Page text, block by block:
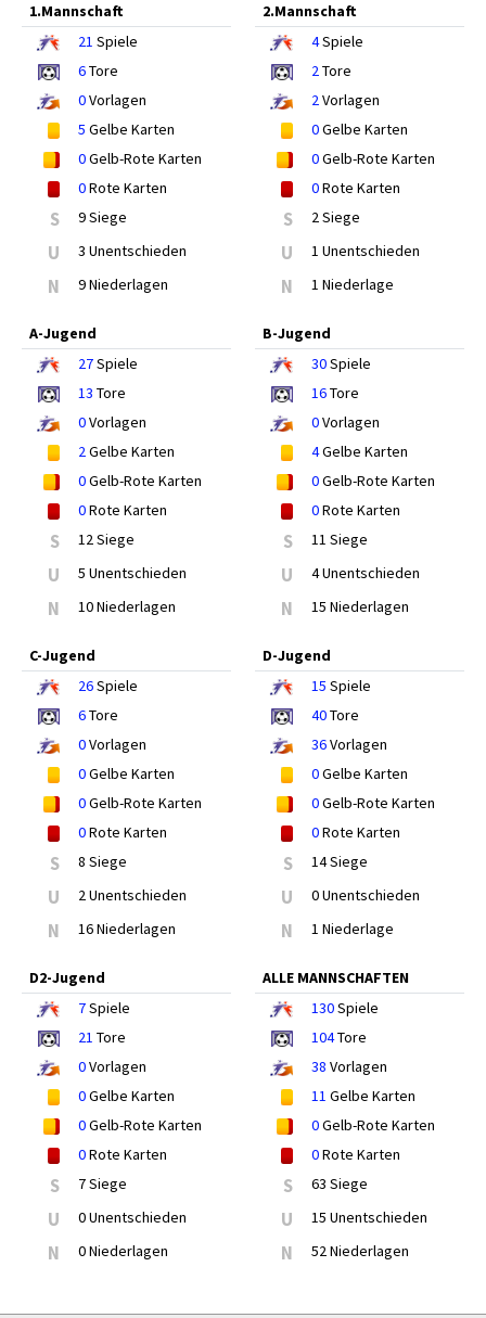
1.Mannschaft
21 Spiele
6Tore
0Vorlagen
5 Gelbe Karten
0Gelb-Rote Karten
0Rote Karten
S 9 Siege
U 3 Unentschieden
N 9 Niederlagen
2.Mannschaft
4Spiele
2Tore
2Vorlagen
0Gelbe Karten
0Gelb-Rote Karten
0Rote Karten
S 2 Siege
U 1 Unentschieden
N 1 Niederlage
A-Jugend
27Spiele
13 Tore
0Vorlagen
2Gelbe Karten
0Gelb-Rote Karten
0Rote Karten
S 12 Siege
U 5 Unentschieden
N 10 Niederlagen
B-Jugend
30Spiele
16Tore
0Vorlagen
4Gelbe Karten
0Gelb-Rote Karten
0Rote Karten
S 11 Siege
U 4 Unentschieden
N 15 Niederlagen
C-Jugend
26Spiele
6Tore
0Vorlagen
0Gelbe Karten
0Gelb-Rote Karten
0Rote Karten
S 8 Siege
U 2 Unentschieden
N 16 Niederlagen
D-Jugend
15 Spiele
40Tore
36Vorlagen
0Gelbe Karten
0Gelb-Rote Karten
0Rote Karten
S 14 Siege
U 0 Unentschieden
N 1 Niederlage
D2-Jugend
7Spiele
21 Tore
0Vorlagen
0Gelbe Karten
0Gelb-Rote Karten
0Rote Karten
S 7 Siege
U 0 Unentschieden
N 0 Niederlagen
ALLE MANNSCHAFTEN
130Spiele
104Tore
38 Vorlagen
11 Gelbe Karten
0Gelb-Rote Karten
0Rote Karten
S 63 Siege
U 15 Unentschieden
N 52 Niederlagen